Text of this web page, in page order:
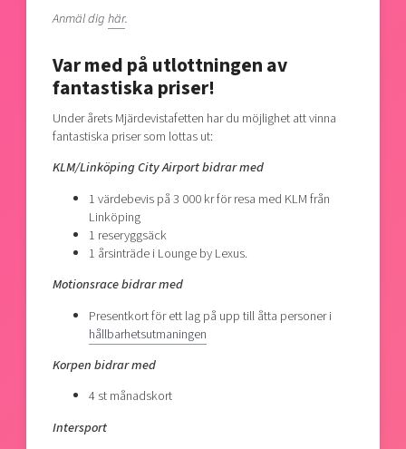
Anmäl dighär.
Var med på utlottningen av
fantastiska priser!
Under årets Mjärdevistafetten har du möjlighet att vinna
fantastiska priser som lottas ut:
KLM/Linköping City Airport bidrar med
1 värdebevis på 3 000 kr för resa med KLM från
Linköping
1 reseryggsäck
1 årsinträde i Lounge by Lexus.
Motionsrace bidrar med
Presentkort för ett lag på upp till åtta personer i
hållbarhetsutmaningen
Korpen bidrar med
4 st månadskort
Intersport